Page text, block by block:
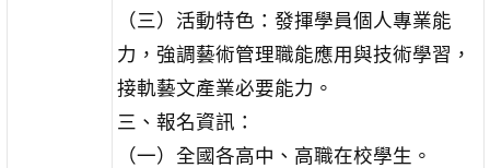
（三）活動特色：發揮學員個人專業能
力，強調藝術管理職能應用與技術學習，
接軌藝文產業必要能力。
三、報名資訊：
（一）全國各高中、高職在校學生。